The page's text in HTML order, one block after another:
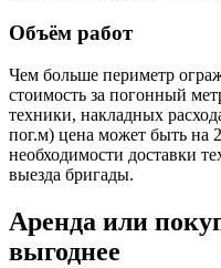
Объём работ
Чем больше периметр
стоимость за погонный
техники, накладных
пог.м) цена может быть на
необходимости доставки
выезда бригады.
Аренда или
выгоднее